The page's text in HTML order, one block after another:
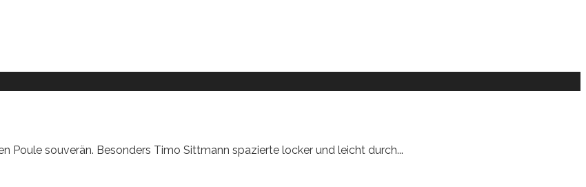
Poule souverän. Besonders Timo Sittmann spazierte locker und leicht durch...